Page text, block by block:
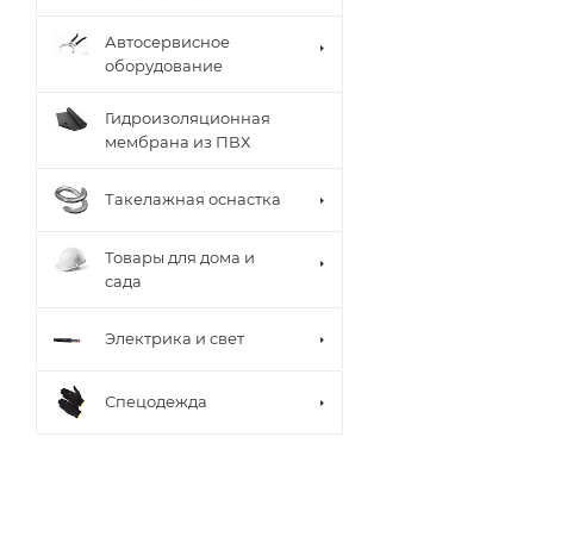
Автосервисное
оборудование
Гидроизоляционная
мембрана из ПВХ
Такелажная оснастка
Товары для дома и
сада
Электрика и свет
Спецодежда